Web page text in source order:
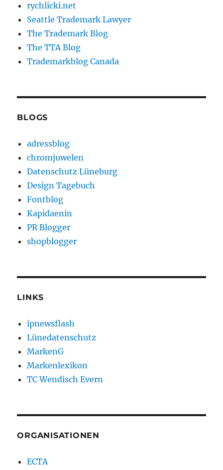
rychlicki.net
Seattle Trademark Lawyer
The Trademark Blog
The TTA Blog
Trademarkblog Canada
BLOGS
adressblog
chromjuwelen
Datenschutz Lüneburg
Design Tagebuch
Fontblog
Kapidaenin
PR Blogger
shopblogger
LINKS
ipnewsflash
Lünedatenschutz
MarkenG
Markenlexikon
TC Wendisch Evern
ORGANISATIONEN
ECTA